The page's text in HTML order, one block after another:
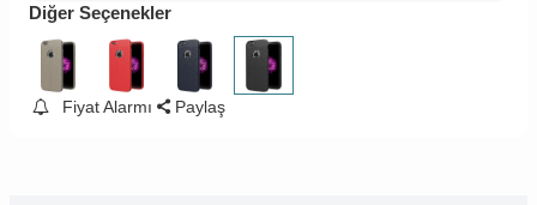
Diğer Seçenekler
Fiyat Alarmı Paylaş